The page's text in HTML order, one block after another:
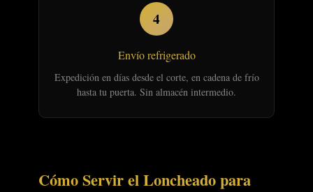
4
Envío refrigerado
Expedición en días desde el corte, en cadena de frío
hasta tu puerta. Sin almacén intermedio.
Cómo Servir el Loncheado para